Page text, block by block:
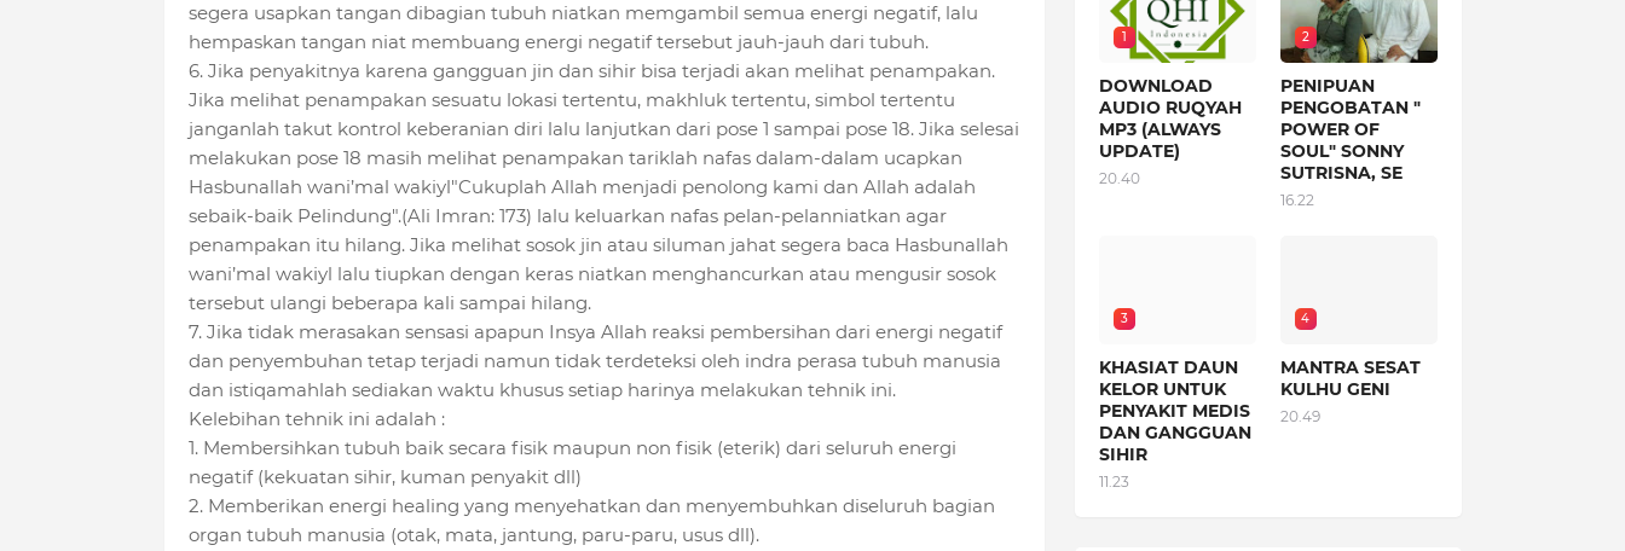
segera usapkan tangan dibagian tubuh niatkan memgambil semua energi negatif, lalu
hempaskan tangan niat membuang energi negatif tersebut jauh-jauh dari tubuh.
6. Jika penyakitnya karena gangguan jin dan sihir bisa terjadi akan melihat penampakan.
Jika melihat penampakan sesuatu lokasi tertentu, makhluk tertentu, simbol tertentu
janganlah takut kontrol keberanian diri lalu lanjutkan dari pose 1 sampai pose 18. Jika selesai
melakukan pose 18 masih melihat penampakan tariklah nafas dalam-dalam ucapkan
Hasbunallah wani’mal wakiyl"Cukuplah Allah menjadi penolong kami dan Allah adalah
sebaik-baik Pelindung".(Ali Imran: 173) lalu keluarkan nafas pelan-pelanniatkan agar
penampakan itu hilang. Jika melihat sosok jin atau siluman jahat segera baca Hasbunallah
wani’mal wakiyl lalu tiupkan dengan keras niatkan menghancurkan atau mengusir sosok
tersebut ulangi beberapa kali sampai hilang.
7. Jika tidak merasakan sensasi apapun Insya Allah reaksi pembersihan dari energi negatif
dan penyembuhan tetap terjadi namun tidak terdeteksi oleh indra perasa tubuh manusia
dan istiqamahlah sediakan waktu khusus setiap harinya melakukan tehnik ini.
Kelebihan tehnik ini adalah :
1. Membersihkan tubuh baik secara fisik maupun non fisik (eterik) dari seluruh energi
negatif (kekuatan sihir, kuman penyakit dll)
2. Memberikan energi healing yang menyehatkan dan menyembuhkan diseluruh bagian
organ tubuh manusia (otak, mata, jantung, paru-paru, usus dll).
1
DOWNLOAD
AUDIO RUQYAH
MP3 (ALWAYS
UPDATE)
20.40
2
PENIPUAN
PENGOBATAN "
POWER OF
SOUL" SONNY
SUTRISNA, SE
16.22
3
KHASIAT DAUN
KELOR UNTUK
PENYAKIT MEDIS
DAN GANGGUAN
SIHIR
11.23
4
MANTRA SESAT
KULHU GENI
20.49